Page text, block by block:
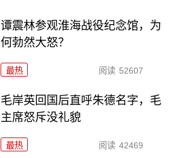
谭震林参观淮海战役纪念馆，为
何勃然大怒？
最热 阅读 52607
毛岸英回国后直呼朱德名字，毛
主席怒斥没礼貌
最热 阅读 42469